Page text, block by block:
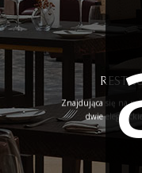
Znajdująca się na
dwie